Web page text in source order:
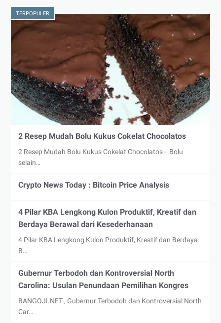
TERPOPULER
2 Resep Mudah Bolu Kukus Cokelat Chocolatos
2 Resep Mudah Bolu Kukus Cokelat Chocolatos - Bolu
selain…
Crypto News Today : Bitcoin Price Analysis
4 Pilar KBA Lengkong Kulon Produktif, Kreatif dan
Berdaya Berawal dari Kesederhanaan
4 Pilar KBA Lengkong Kulon Produktif, Kreatif dan Berdaya
B…
Gubernur Terbodoh dan Kontroversial North
Carolina: Usulan Penundaan Pemilihan Kongres
BANGOJI.NET , Gubernur Terbodoh dan Kontroversial North
Car…